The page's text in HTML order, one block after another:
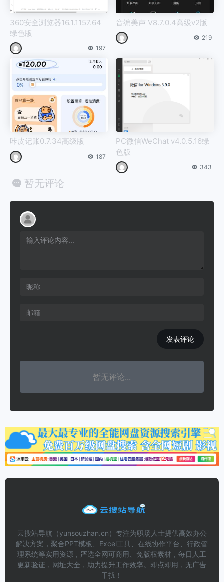
360安全浏览器16.1.1157.64
绿色版
197
音编美声 V8.7.0.4高级v2版
219
咔皮记账0.7.34高级版
187
PC微信WeChat v4.0.5.16绿
色版
343
暂无评论
发表评论
暂无评论...
云搜站导航（yunsouzhan.cn）专注为职场人士提供高效办公
解决方案，聚合PPT模板、Excel工具、在线协作平台、行政管
理系统等实用资源，严选全网可商用、免版权素材，每日人工
更新验证，网址大全，助力提升工作效率。即点即用，无广告
干扰！